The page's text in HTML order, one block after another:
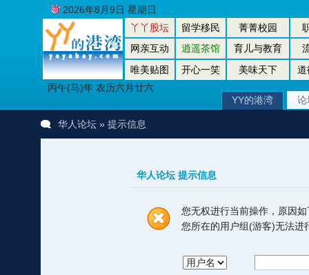
丫丫股坛 留学移民 菁菁校园
网亲互动
逍遥茶馆 育儿与教育
唯美贴图
开心一笑 美味天下
道
丙午(马)年 农历六月廿六
2026年8月9日 星期日
YY的港湾 论
华人论坛» 提示信息
华人论坛 提示信息
您无权进行当前操作，原因如
您所在的用户组(游客)无法进